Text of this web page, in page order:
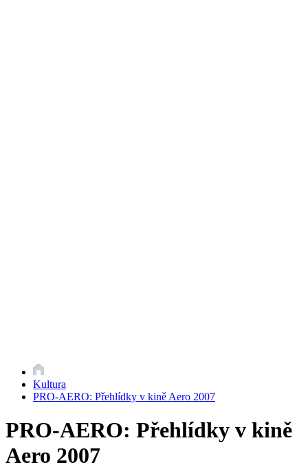
Kultura
PRO-AERO: Přehlídky v kině Aero 2007
PRO-AERO: Přehlídky v kině
Aero 2007